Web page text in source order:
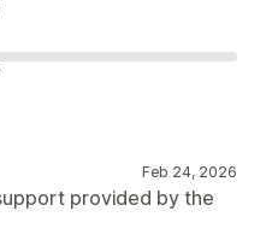
Feb 24, 2026
provided by the